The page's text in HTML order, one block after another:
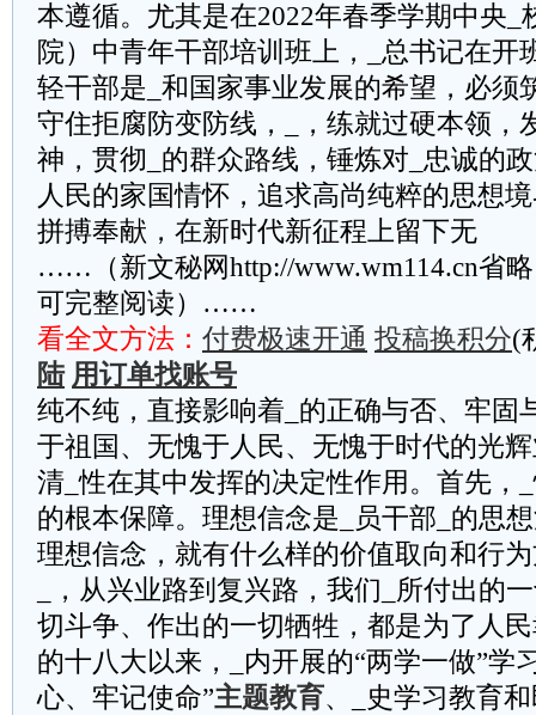
本遵循。尤其是在2022年春季学期中央_
院）中青年干部培训班上，_总书记在开
轻干部是_和国家事业发展的希望，必须
守住拒腐防变防线，_，练就过硬本领，
神，贯彻_的群众路线，锤炼对_忠诚的
人民的家国情怀，追求高尚纯粹的思想
拼搏奉献，在新时代新征程上留下无
……（新文秘网http://www.wm114.cn省
可完整阅读）……
看全文方法： 付费极速开通 投稿换积分(
陆 用订单找账号
纯不纯，直接影响着_的正确与否、牢固
于祖国、无愧于人民、无愧于时代的光
清_性在其中发挥的决定性作用。首先，
的根本保障。理想信念是_员干部_的思
理想信念，就有什么样的价值取向和行
_，从兴业路到复兴路，我们_所付出的
切斗争、作出的一切牺牲，都是为了人
的十八大以来，_内开展的“两学一做”学
心、牢记使命”主题教育、_史学习教育